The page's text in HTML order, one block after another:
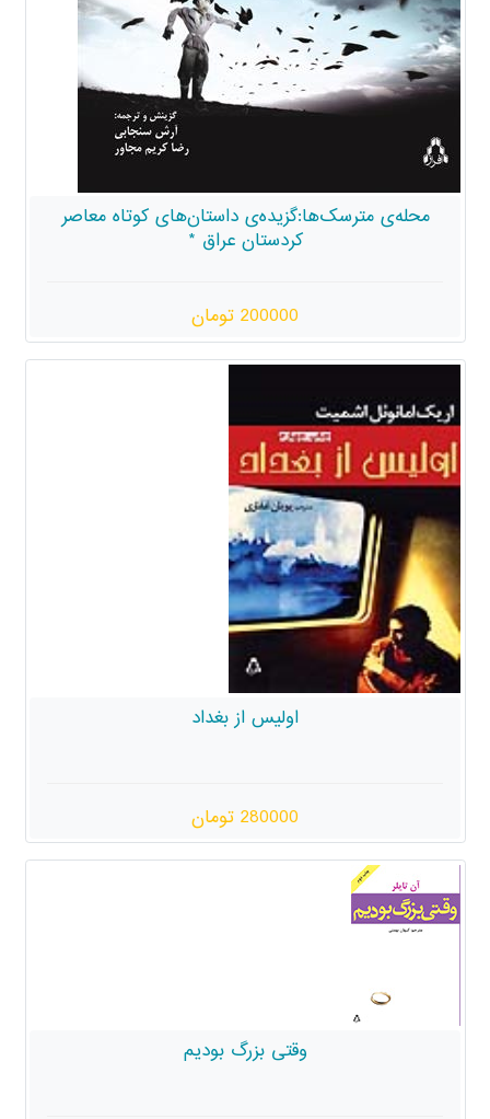
محله‌ی مترسک‌ها:گزیده‌ی داستان‌های کوتاه معاصر
کردستان عراق *
200000 تومان
اولیس از بغداد
280000 تومان
وقتی بزرگ بودیم